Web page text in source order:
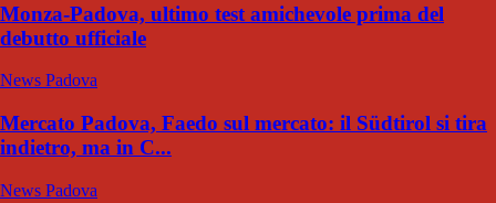
Monza-Padova, ultimo test amichevole prima del
debutto ufficiale
News Padova
Mercato Padova, Faedo sul mercato: il Südtirol si tira
indietro, ma in C...
News Padova